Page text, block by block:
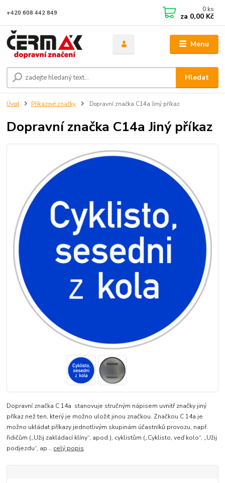
Menu
Hledat
+420 608 442 849 0 ks
za 0,00 Kč
Úvod Příkazové značky Dopravní značka C14a Jiný příkaz
Dopravní značka C14a Jiný příkaz
Dopravní značka C 14a stanovuje stručným nápisem uvnitř značky jiný
příkaz než ten, který je možno uložit jinou značkou. Značkou C 14a je
možno ukládat příkazy jednotlivým skupinám účastníků provozu, např.
řidičům („Užij zakládací klíny“, apod.), cyklistům („Cyklisto, veď kolo“, „Užij
podjezdu“, ap... celý popis